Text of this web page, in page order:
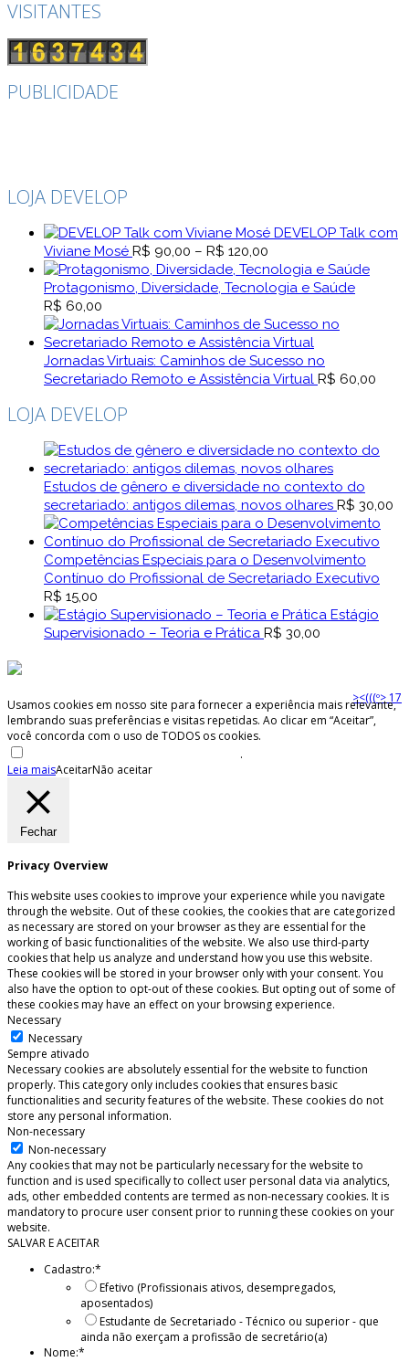
VISITANTES
PUBLICIDADE
LOJA DEVELOP
DEVELOP Talk com
Viviane Mosé R$ 90,00 – R$ 120,00
de
preço:
através
R$ 120,00
Protagonismo, Diversidade, Tecnologia e Saúde
R$ 60,00
Jornadas Virtuais: Caminhos de Sucesso no
Secretariado Remoto e Assistência Virtual R$ 60,00
LOJA DEVELOP
Estudos de gênero e diversidade no contexto do
secretariado: antigos dilemas, novos olhares R$ 30,00
Competências Especiais para o Desenvolvimento
Contínuo do Profissional de Secretariado Executivo
R$ 15,00
Estágio
Supervisionado – Teoria e Prática R$ 30,00
><(((º> 17
Usamos cookies em nosso site para fornecer a experiência mais relevante,
lembrando suas preferências e visitas repetidas. Ao clicar em “Aceitar”,
você concorda com o uso de TODOS os cookies.
.
Leia maisAceitarNão aceitar
Fechar
Privacy Overview
This website uses cookies to improve your experience while you navigate
through the website. Out of these cookies, the cookies that are categorized
as necessary are stored on your browser as they are essential for the
working of basic functionalities of the website. We also use third-party
cookies that help us analyze and understand how you use this website.
These cookies will be stored in your browser only with your consent. You
also have the option to opt-out of these cookies. But opting out of some of
these cookies may have an effect on your browsing experience.
Necessary
Necessary
Sempre ativado
Necessary cookies are absolutely essential for the website to function
properly. This category only includes cookies that ensures basic
functionalities and security features of the website. These cookies do not
store any personal information.
Non-necessary
Non-necessary
Any cookies that may not be particularly necessary for the website to
function and is used specifically to collect user personal data via analytics,
ads, other embedded contents are termed as non-necessary cookies. It is
mandatory to procure user consent prior to running these cookies on your
website.
SALVAR E ACEITAR
Cadastro:*
Efetivo (Profissionais ativos, desempregados,
aposentados)
Estudante de Secretariado - Técnico ou superior - que
ainda não exerçam a profissão de secretário(a)
Nome:*